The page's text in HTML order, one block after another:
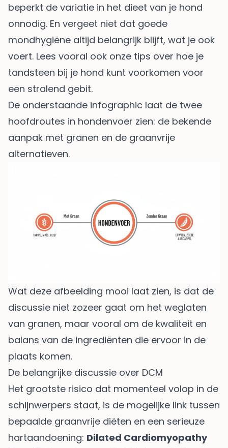
beperkt de variatie in het dieet van je hond
onnodig. En vergeet niet dat goede
mondhygiëne altijd belangrijk blijft, wat je ook
voert. Lees vooral ook onze tips over hoe je
tandsteen bij je hond kunt voorkomen voor
een stralend gebit.
De onderstaande infographic laat de twee
hoofdroutes in hondenvoer zien: de bekende
aanpak met granen en de graanvrije
alternatieven.
Wat deze afbeelding mooi laat zien, is dat de
discussie niet zozeer gaat om het weglaten
van granen, maar vooral om de kwaliteit en
balans van de ingrediënten die ervoor in de
plaats komen.
De belangrijke discussie over DCM
Het grootste risico dat momenteel volop in de
schijnwerpers staat, is de mogelijke link tussen
bepaalde graanvrije diëten en een serieuze
hartaandoening: Dilated Cardiomyopathy